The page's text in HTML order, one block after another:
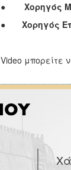
● Χορηγός
● Χορηγός
Video μπορείτε